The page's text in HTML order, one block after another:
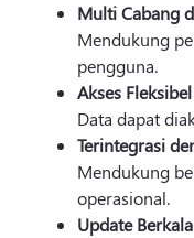
Multi Cabang
Mendukung
pengguna.
Akses Fleksibel
Data dapat
Terintegrasi
Mendukung
operasional.
Update Berkala